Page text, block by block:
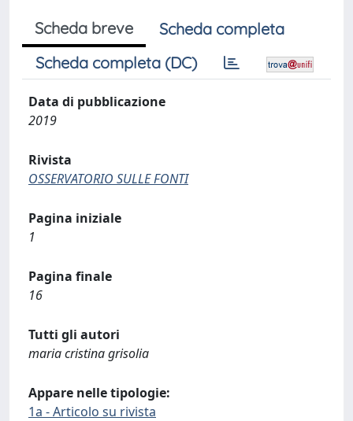
Scheda breve
Scheda completa
Scheda completa (DC)
Data di pubblicazione
2019
Rivista
OSSERVATORIO SULLE FONTI
Pagina iniziale
1
Pagina finale
16
Tutti gli autori
maria cristina grisolia
Appare nelle tipologie:
1a - Articolo su rivista